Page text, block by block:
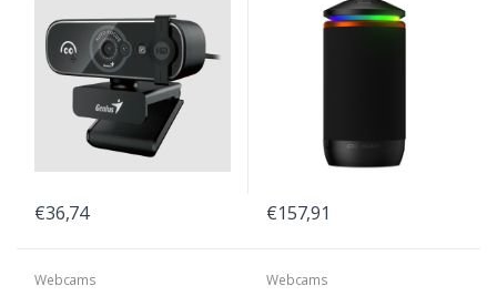
€36,74 €157,91
Webcams
Webcams